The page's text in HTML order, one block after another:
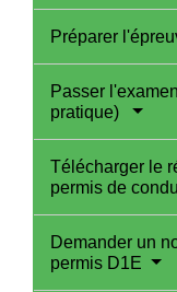
Préparer
Passer
pratique)
Télécharger le
permis de
Demander un
permis D1E